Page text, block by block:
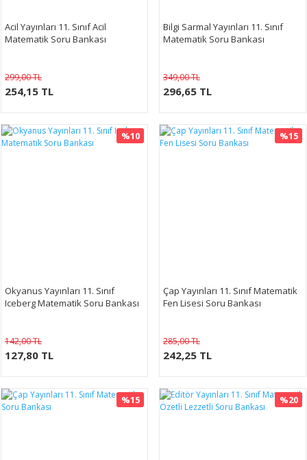
Acil Yayınları 11. Sınıf Acil
Matematik Soru Bankası
299,00 TL
254,15 TL
Bilgi Sarmal Yayınları 11. Sınıf
Matematik Soru Bankası
349,00 TL
296,65 TL
%10
Okyanus Yayınları 11. Sınıf
Iceberg Matematik Soru Bankası
142,00 TL
127,80 TL
%15
Çap Yayınları 11. Sınıf Matematik
Fen Lisesi Soru Bankası
285,00 TL
242,25 TL
%15 %20